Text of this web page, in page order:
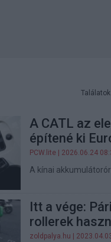
A CATL az
építené ki
PCW.lite | 2026.06.24
A kínai
Itt a vége:
rollerek
zoldpalya.hu |